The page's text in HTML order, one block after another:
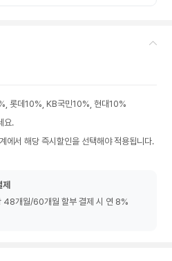
롯데10%, KB국민10%, 현대10%
요.
에서 해당 즉시할인을 선택해야 적용됩니다.
48개월/60개월 할부 결제 시 연 8%